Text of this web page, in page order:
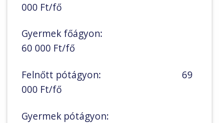
000 Ft/fő
Gyermek főágyon:
60 000 Ft/fő
Felnőtt pótágyon: 69
000 Ft/fő
Gyermek pótágyon: